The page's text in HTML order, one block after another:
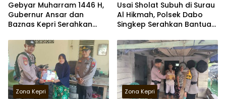
Gebyar Muharram 1446 H,
Gubernur Ansar dan
Baznas Kepri Serahkan
Usai Sholat Subuh di Surau
Al Hikmah, Polsek Dabo
Singkep Serahkan Bantuan
Zona Kepri Zona Kepri